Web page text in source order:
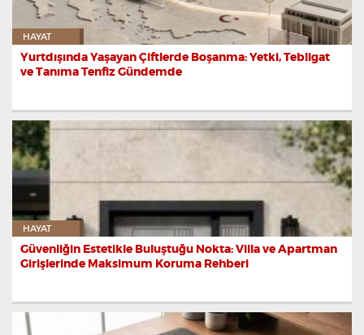
HAYAT
Yurtdışında Yaşayan Çiftlerde Boşanma: Yetki, Tebligat
ve Tanıma Tenfiz Gündemde
HAYAT
Güvenliğin Estetikle Buluştuğu Nokta: Villa ve Apartman
Girişlerinde Maksimum Koruma Rehberi